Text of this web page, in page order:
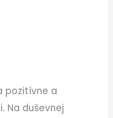
pozitívne a
Na duševnej